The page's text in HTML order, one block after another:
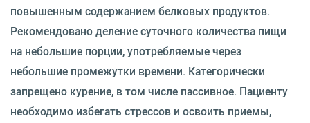
повышенным содержанием белковых продуктов.
Рекомендовано деление суточного количества пищи
на небольшие порции, употребляемые через
небольшие промежутки времени. Категорически
запрещено курение, в том числе пассивное. Пациенту
необходимо избегать стрессов и освоить приемы,